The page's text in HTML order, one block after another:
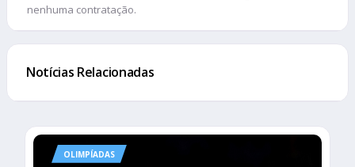
nenhuma contratação.
Notícias Relacionadas
OLIMPÍADAS